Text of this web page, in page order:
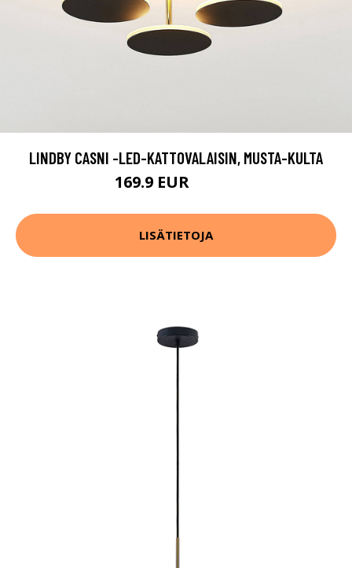
LINDBY CASNI -LED-KATTOVALAISIN, MUSTA-KULTA
169.9 EUR
LISÄTIETOJA